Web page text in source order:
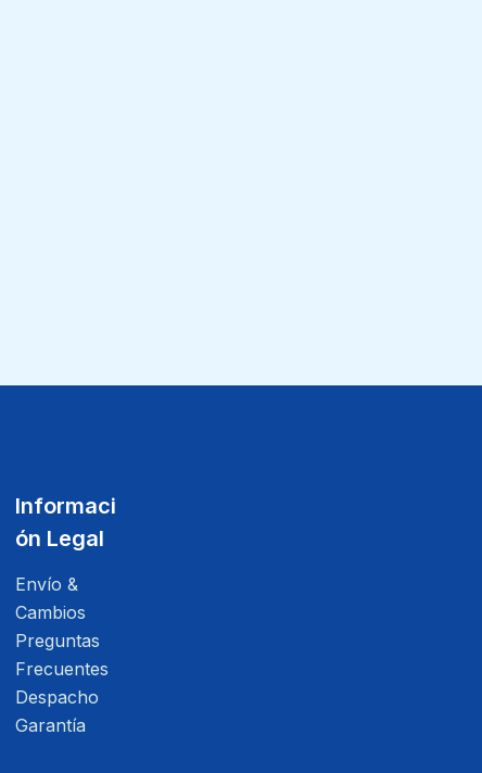
Informaci
ón Legal
Envío &
Cambios
Preguntas
Frecuentes
Despacho
Garantía